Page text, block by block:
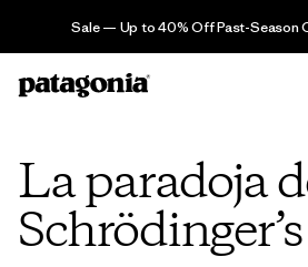
Sale — Up to 40% Off Past-Season
La paradoja